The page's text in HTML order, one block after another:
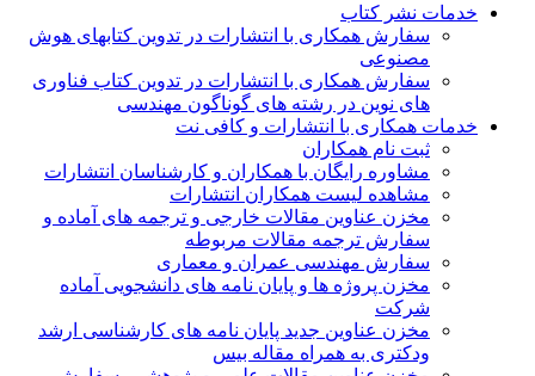
خدمات نشر کتاب
سفارش همکاری با انتشارات در تدوین کتابهای هوش
مصنوعی
سفارش همکاری با انتشارات در تدوین کتاب فناوری
های نوین در رشته های گوناگون مهندسی
خدمات همکاری با انتشارات و کافی نت
ثبت نام همکاران
مشاوره رایگان با همکاران و کارشناسان انتشارات
مشاهده لیست همکاران انتشارات
مخزن عناوین مقالات خارجی و ترجمه های آماده و
سفارش ترجمه مقالات مربوطه
سفارش مهندسی عمران و معماری
مخزن پروژه ها و پایان نامه های دانشجویی آماده
شرکت
مخزن عناوین جدید پایان نامه های کارشناسی ارشد
ودکتری به همراه مقاله بیس